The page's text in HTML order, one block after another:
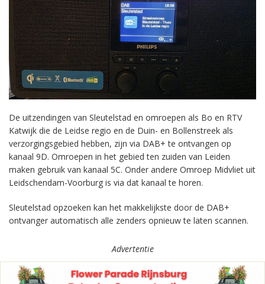
De uitzendingen van Sleutelstad en omroepen als Bo en RTV
Katwijk die de Leidse regio en de Duin- en Bollenstreek als
verzorgingsgebied hebben, zijn via DAB+ te ontvangen op
kanaal 9D. Omroepen in het gebied ten zuiden van Leiden
maken gebruik van kanaal 5C. Onder andere Omroep Midvliet uit
Leidschendam-Voorburg is via dat kanaal te horen.
Sleutelstad opzoeken kan het makkelijkste door de DAB+
ontvanger automatisch alle zenders opnieuw te laten scannen.
Advertentie